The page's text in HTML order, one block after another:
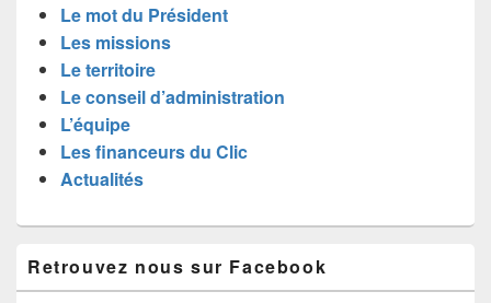
Le mot du Président
Les missions
Le territoire
Le conseil d’administration
L’équipe
Les financeurs du Clic
Actualités
principale
de
Retrouvez nous sur Facebook